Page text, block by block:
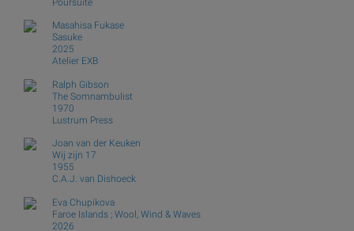
Poursuite
Masahisa Fukase
Sasuke
2025
Atelier EXB
Ralph Gibson
The Somnambulist
1970
Lustrum Press
Joan van der Keuken
Wij zijn 17
1955
C.A.J. van Dishoeck
Eva Chupikova
Faroe Islands ; Wool, Wind & Waves
2026